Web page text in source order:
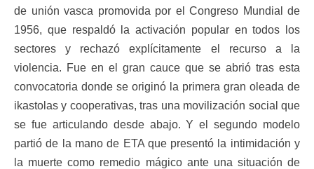
de unión vasca promovida por el Congreso Mundial de
1956, que respaldó la activación popular en todos los
sectores y rechazó explícitamente el recurso a la
violencia. Fue en el gran cauce que se abrió tras esta
convocatoria donde se originó la primera gran oleada de
ikastolas y cooperativas, tras una movilización social que
se fue articulando desde abajo. Y el segundo modelo
partió de la mano de ETA que presentó la intimidación y
la muerte como remedio mágico ante una situación de